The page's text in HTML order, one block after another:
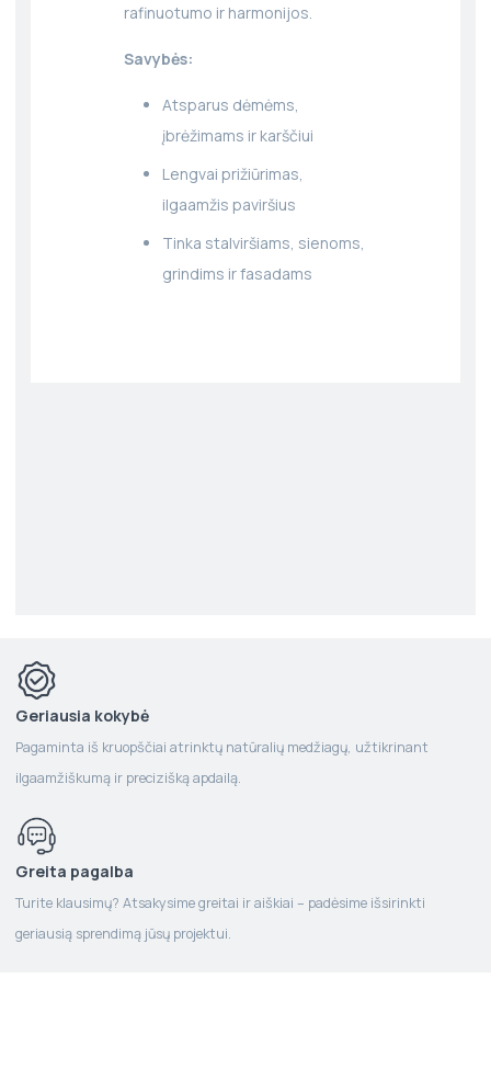
rafinuotumo ir harmonijos.
Savybės:
Atsparus dėmėms,
įbrėžimams ir karščiui
Lengvai prižiūrimas,
ilgaamžis paviršius
Tinka stalviršiams, sienoms,
grindims ir fasadams
Geriausia kokybė
Pagaminta iš kruopščiai atrinktų natūralių medžiagų, užtikrinant
ilgaamžiškumą ir precizišką apdailą.
Greita pagalba
Turite klausimų? Atsakysime greitai ir aiškiai – padėsime išsirinkti
geriausią sprendimą jūsų projektui.